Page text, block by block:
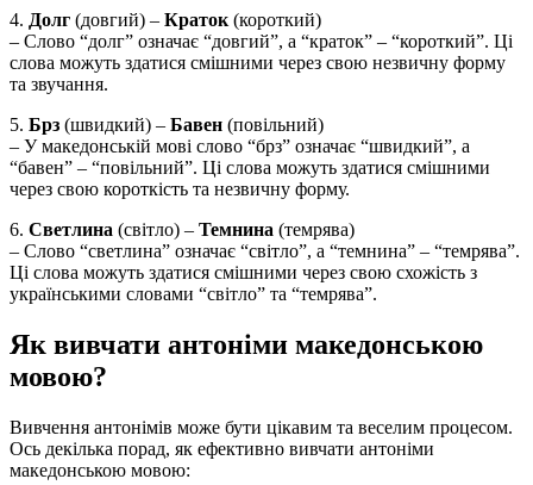
4. Долг (довгий) – Краток (короткий)
– Слово “долг” означає “довгий”, а “краток” – “короткий”. Ці
слова можуть здатися смішними через свою незвичну форму
та звучання.
5. Брз (швидкий) – Бавен (повільний)
– У македонській мові слово “брз” означає “швидкий”, а
“бавен” – “повільний”. Ці слова можуть здатися смішними
через свою короткість та незвичну форму.
6. Светлина (світло) – Темнина (темрява)
– Слово “светлина” означає “світло”, а “темнина” – “темрява”.
Ці слова можуть здатися смішними через свою схожість з
українськими словами “світло” та “темрява”.
Як вивчати антоніми македонською
мовою?
Вивчення антонімів може бути цікавим та веселим процесом.
Ось декілька порад, як ефективно вивчати антоніми
македонською мовою: